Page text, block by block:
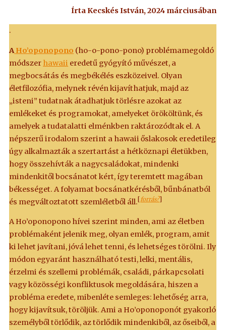
Írta Kecskés István, 2024 márciusában
.
AHo’oponopono (ho-o-pono-pono) problémamegoldó
módszer hawaii eredetű gyógyító művészet, a
megbocsátás és megbékélés eszközeivel. Olyan
életfilozófia, melynek révén kijavíthatjuk, majd az
„isteni” tudatnak átadhatjuk törlésre azokat az
emlékeket és programokat, amelyeket örököltünk, és
amelyek a tudatalatti elménkben raktározódtak el. A
népszerű irodalom szerint a hawaii őslakosok eredetileg
úgy alkalmazták a szertartást a hétköznapi életükben,
hogy összehívták a nagycsaládokat, mindenki
mindenkitől bocsánatot kért, így teremtett magában
békességet. A folyamat bocsánatkérésből, bűnbánatból
és megváltoztatott szemléletből áll. [forrás?]
A Ho’oponopono hívei szerint minden, ami az életben
problémaként jelenik meg, olyan emlék, program, amit
ki lehet javítani, jóvá lehet tenni, és lehetséges törölni. Ily
módon egyaránt használható testi, lelki, mentális,
érzelmi és szellemi problémák, családi, párkapcsolati
vagy közösségi konfliktusok megoldására, hiszen a
probléma eredete, mibenléte semleges: lehetőség arra,
hogy kijavítsuk, töröljük. Ami a Ho’oponoponót gyakorló
személyből törlődik, az törlődik mindenkiből, az őseiből, a